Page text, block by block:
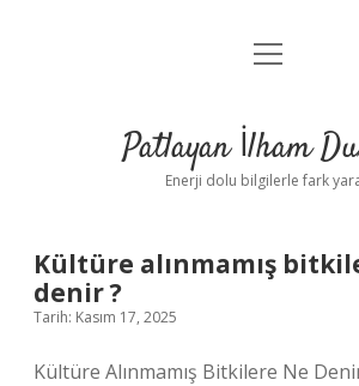
Anasayfa
Yasal Uyarı
menüyü
Patlayan İlham
Enerji dolu bilgilerle fark
Kültüre alınmamış
denir ?
Tarih: Kasım 17, 2025
Kültüre Alınmamış Bitkilere Ne